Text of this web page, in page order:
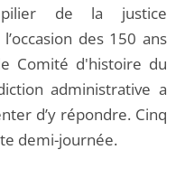
pilier de la justice
des 150 ans
Comité d'histoire du
administrative a
d’y répondre. Cinq
demi-journée.